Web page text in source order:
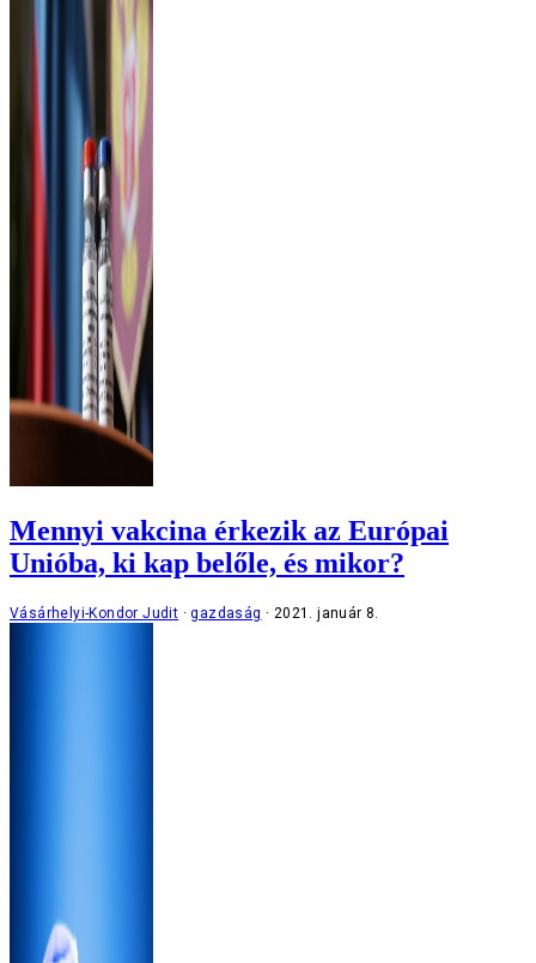
Mennyi vakcina érkezik az Európai
Unióba, ki kap belőle, és mikor?
Vásárhelyi-Kondor Judit gazdaság 2021. január 8.